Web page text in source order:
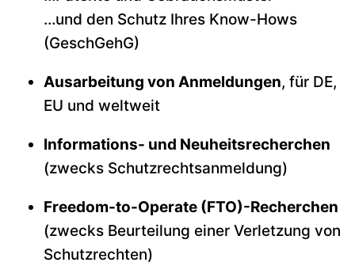
…und den Schutz Ihres Know-Hows
(GeschGehG)
Ausarbeitung von Anmeldungen, für DE,
EU und weltweit
Informations- und Neuheitsrecherchen
(zwecks Schutzrechtsanmeldung)
Freedom-to-Operate (FTO)-Recherchen
(zwecks Beurteilung einer Verletzung von
Schutzrechten)